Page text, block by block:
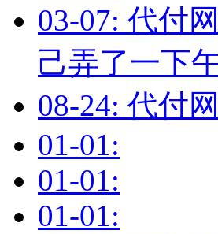
03-07: 代付
己弄了一下
08-24: 代付
01-01:
01-01:
01-01: